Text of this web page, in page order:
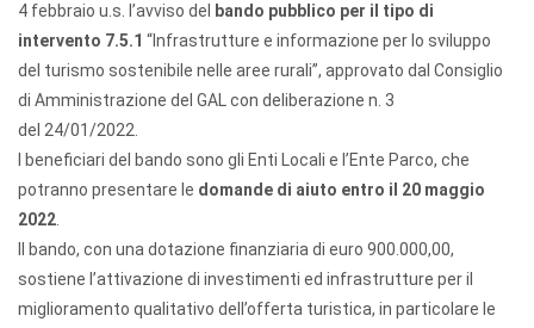
4 febbraio u.s. l’avviso del
bando pubblico per il tipo di
intervento 7.5.1 “Infrastrutture e informazione per lo sviluppo
del turismo sostenibile nelle aree rurali”, approvato dal Consiglio
di Amministrazione del GAL con deliberazione n. 3
del 24/01/2022
I beneficiari del bando sono gli Enti Locali e l’Ente Parco, che
potranno presentare le domande di aiuto entro il 20 maggio
2022
Il bando, con una dotazione finanziaria di euro 900.000,00,
sostiene l’attivazione di investimenti ed infrastrutture per il
miglioramento qualitativo dell’offerta turistica, in particolare le